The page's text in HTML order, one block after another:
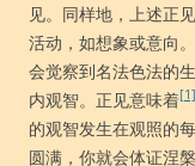
见。同样地，上述正
活动，如想象或意向
会觉察到名法色法的
内观智。正见意味着[1]
的观智发生在观照的
圆满，你就会体证涅